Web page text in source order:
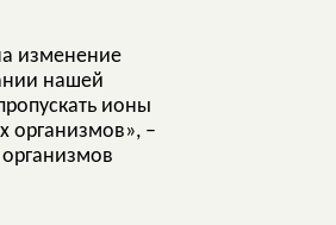
изменение
нашей
ионы
организмов», –